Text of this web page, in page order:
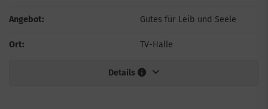
Angebot: Gutes für Leib und Seele
Ort: TV-Halle
Details